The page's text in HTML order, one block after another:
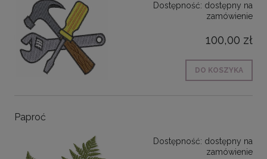
Dostępność: dostępny na
zamówienie
100,00 zł
DO KOSZYKA
Paproć
Dostępność: dostępny na
zamówienie